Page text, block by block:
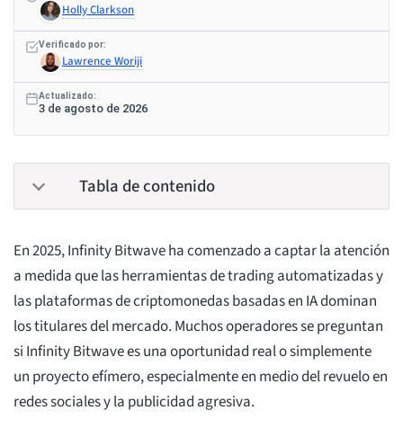
Holly Clarkson
Verificado por:
Lawrence Woriji
Actualizado:
3 de agosto de 2026
Tabla de contenido
En 2025, Infinity Bitwave ha comenzado a captar la atención
a medida que las herramientas de trading automatizadas y
las plataformas de criptomonedas basadas en IA dominan
los titulares del mercado. Muchos operadores se preguntan
si Infinity Bitwave es una oportunidad real o simplemente
un proyecto efímero, especialmente en medio del revuelo en
redes sociales y la publicidad agresiva.